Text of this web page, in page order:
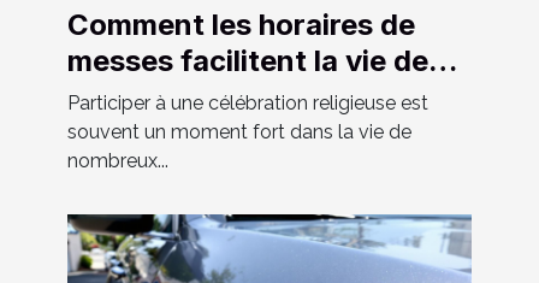
Comment les horaires de
messes facilitent la vie des
fidèles ?
Participer à une célébration religieuse est
souvent un moment fort dans la vie de
nombreux...